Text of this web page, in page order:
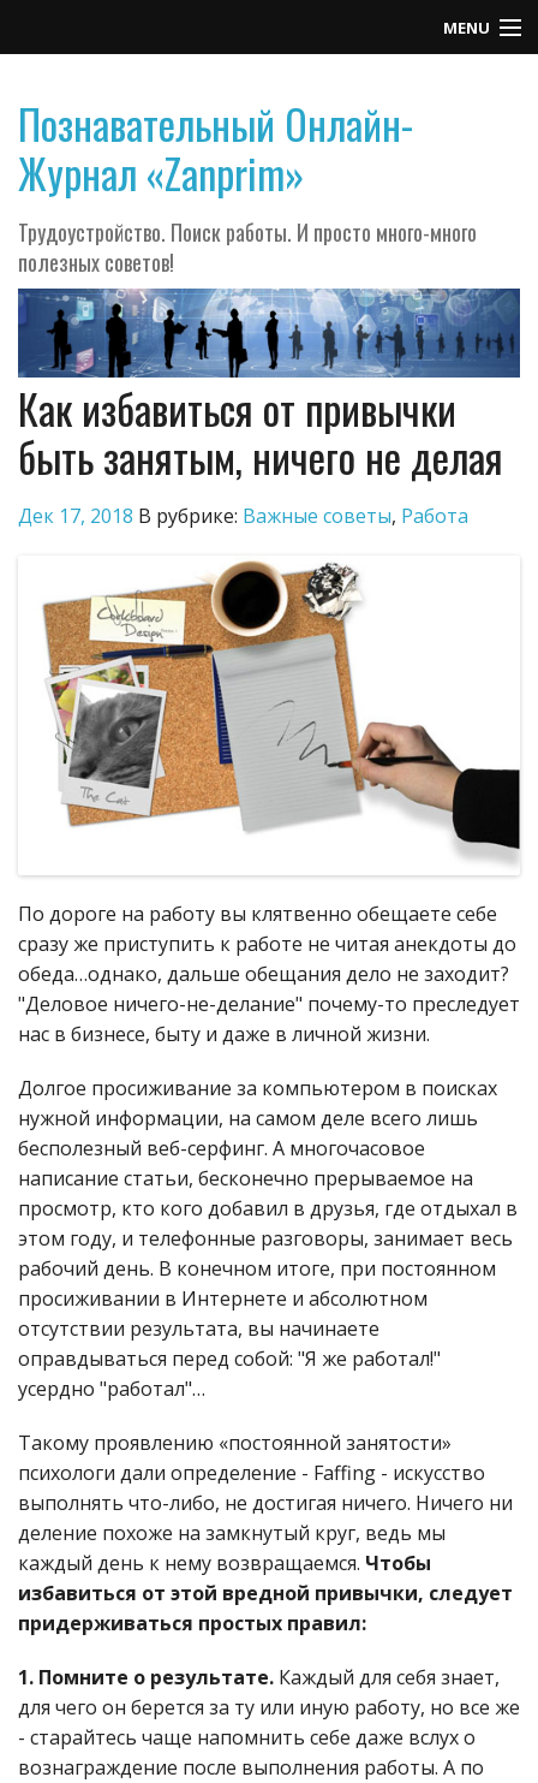
MENU
Познавательный Онлайн-
Журнал «Zanprim»
Трудоустройство. Поиск работы. И просто много-много
полезных советов!
Как избавиться от привычки
быть занятым, ничего не делая
Дек 17, 2018 В рубрике: Важные советы, Работа
По дороге на работу вы клятвенно обещаете себе
сразу же приступить к работе не читая анекдоты до
обеда…однако, дальше обещания дело не заходит?
"Деловое ничего-не-делание" почему-то преследует
нас в бизнесе, быту и даже в личной жизни.
Долгое просиживание за компьютером в поисках
нужной информации, на самом деле всего лишь
бесполезный веб-серфинг. А многочасовое
написание статьи, бесконечно прерываемое на
просмотр, кто кого добавил в друзья, где отдыхал в
этом году, и телефонные разговоры, занимает весь
рабочий день. В конечном итоге, при постоянном
просиживании в Интернете и абсолютном
отсутствии результата, вы начинаете
оправдываться перед собой: "Я же работал!"
усердно "работал"…
Такому проявлению «постоянной занятости»
психологи дали определение - Faffing - искусство
выполнять что-либо, не достигая ничего. Ничего ни
деление похоже на замкнутый круг, ведь мы
каждый день к нему возвращаемся. Чтобы
избавиться от этой вредной привычки, следует
придерживаться простых правил:
1. Помните о результате. Каждый для себя знает,
для чего он берется за ту или иную работу, но все же
- старайтесь чаще напомнить себе даже вслух о
вознаграждение после выполнения работы. А по